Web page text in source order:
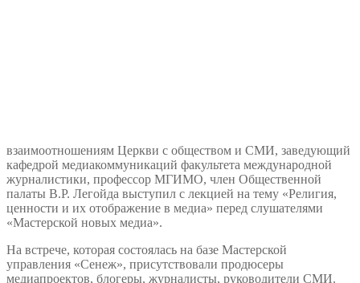
взаимоотношениям Церкви с обществом и СМИ, заведующий
кафедрой медиакоммуникаций факультета международной
журналистики, профессор МГИМО, член Общественной
палаты В.Р. Легойда выступил с лекцией на тему «Религия,
ценности и их отображение в медиа» перед слушателями
«Мастерской новых медиа».
На встрече, которая состоялась на базе Мастерской
управления «Сенеж», присутствовали продюсеры
медиапроектов, блогеры, журналисты, руководители СМИ.